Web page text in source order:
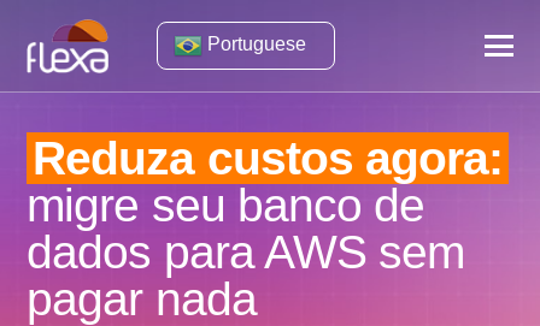
Portuguese
Reduza custos agora:
migre seu banco de
dados para AWS sem
pagar nada